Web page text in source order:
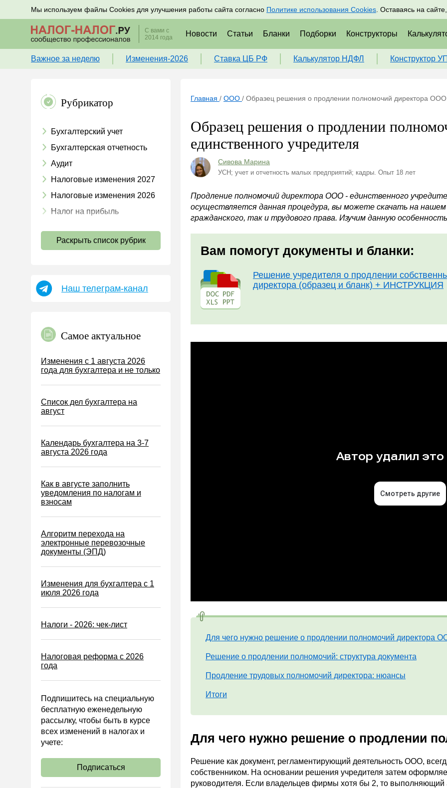
Мы используем файлы Cookies для улучшения работы сайта согласно Политике использования Cookies . Оставаясь на
Подписывайтесь на новости по налогам, учету и кадрам Подписаться
С вами с
2014 года
Новости Статьи Бланки Подборки Конструкторы
Важное за неделю Изменения-2026 Ставка ЦБ РФ Калькулятор НДФЛ Конструктор
Рубрикатор
Бухгалтерский учет
Бухгалтерская отчетность
Аудит
Налоговые изменения 2027
Налоговые изменения 2026
Налог на прибыль
Страховые взносы 2026
УСН
Земельный налог
Налог на рекламу
Торговый сбор
Туристический налог
Водный налог
Экологический налог
Налог на игорный бизнес
Акцизы
Уплата налогов (взносов)
Возврат и зачет налогов
Налоговые проверки
Самозанятые
Банк
Онлайн-кассы ККТ ККМ
Блокировка счета
МСФО
деятельности (АХД)
Охрана труда и аттестация
Охрана труда
Валютные операции
Налоговая система РФ
Налоговое планирование
Раскрыть список рубрик
Наш телеграм-канал
Самое актуальное
Изменения с 1 августа 2026
года для бухгалтера и не только
Список дел бухгалтера на
август
Календарь бухгалтера на 3-7
августа 2026 года
Как в августе заполнить
уведомления по налогам и
взносам
Алгоритм перехода на
электронные перевозочные
документы (ЭПД)
Изменения для бухгалтера с 1
июля 2026 года
Налоги - 2026: чек-лист
Налоговая реформа с 2026
года
Подпишитесь на специальную
бесплатную еженедельную
рассылку, чтобы быть в курсе
всех изменений в налогах и
учете:
Подписаться
Главная / ООО / Образец решения о продлении полномочий директора ООО
Образец решения о продлении
единственного учредителя
Сивова Марина
УСН; учет и отчетность малых предприятий; кадры. Опыт 18 лет
Продление полномочий директора ООО - единственного
осуществляется данная процедура, вы можете скачать на
гражданского, так и трудового права. Изучим данную
Вам помогут документы и бланки:
Решение учредителя о продлении
директора (образец и бланк) + ИНСТРУКЦИЯ
Для чего нужно решение о продлении полномочий директора
Решение о продлении полномочий: структура документа
Продление трудовых полномочий директора: нюансы
Итоги
Для чего нужно решение о продлении
Решение как документ, регламентирующий деятельность ООО,
собственником. На основании решения учредителя затем
руководителя. Если владельцев фирмы хотя бы 2, то